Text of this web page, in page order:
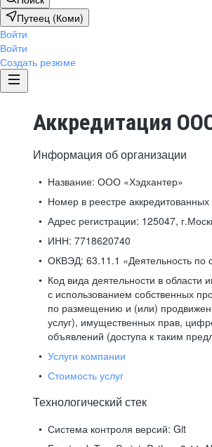
Путеец (Коми)
Войти
Войти
Создать резюме
Аккредитация
Информация об организации
Название: ООО «Хэдхантер»
Номер в реестре аккредитованных
Адрес регистрации: 125047,
ИНН: 7718620740
ОКВЭД: 63.11.1 «Деятельность
Код вида деятельности в
с использованием собственных
по размещению и (или)
услуг), имущественных прав,
объявлений (доступа к таким
Услуги компании
Стоимость услуг
Технологический стек
Система контроля версий: Git